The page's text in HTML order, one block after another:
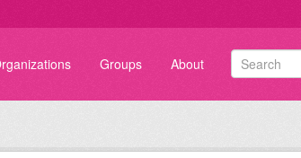
Groups About